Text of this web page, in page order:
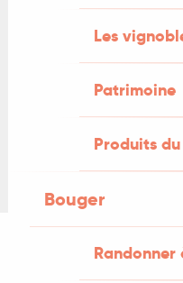
Les
Patrimoine
Produits
Bouger
Randonner